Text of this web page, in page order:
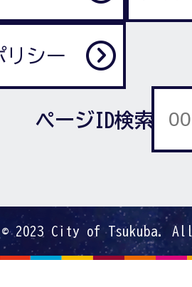
リシー
ページID検索
© 2023 City of Tsukuba.